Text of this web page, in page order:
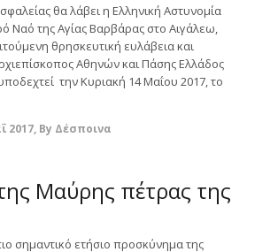
θα λάβει η Ελληνική Αστυνομία
Ναό της Αγίας Βαρβάρας στο Αιγάλεω,
θρησκευτική ευλάβεια και
Αθηνών και Πάσης Ελλάδος
την Κυριακή 14 Μαΐου 2017, το
2017, By Δέσποινα
Μαύρης πέτρας της
σημαντικό ετήσιο προσκύνημα της